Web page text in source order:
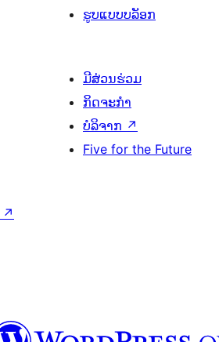
ຮູບແບບບລັອກ
ມີສ່ວນຮ່ວມ
ກິດຈະກຳ
ບໍລິຈາກ ↗
Five for the Future
↗